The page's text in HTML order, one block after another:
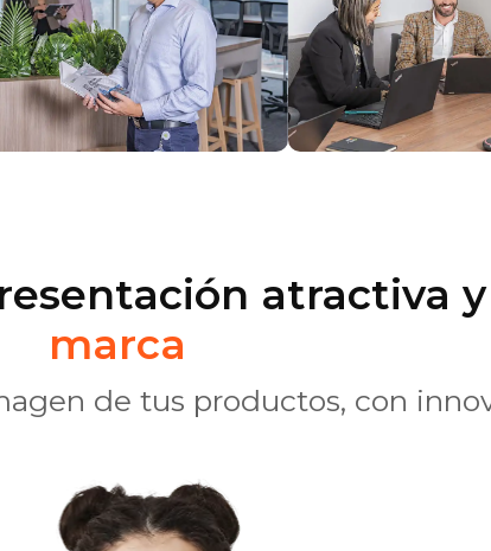
atractiva
marca
de tus productos, con